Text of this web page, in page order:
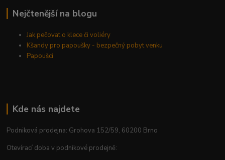
Nejčtenější na blogu
Jak pečovat o klece či voliéry
Kšandy pro papoušky - bezpečný pobyt venku
Papoušci
Kde nás najdete
Podniková prodejna: Grohova 152/59, 60200 Brno
Otevírací doba v podnikové prodejně: